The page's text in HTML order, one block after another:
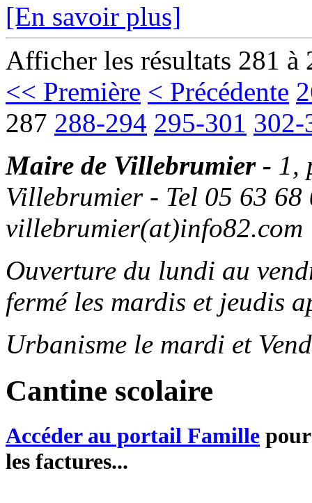
[En savoir plus]
Afficher les résultats 281 à
<< Première < Précédente
287 288-294 295-301 302-
Maire de Villebrumier - 1,
Villebrumier - Tel 05 63
villebrumier(at)info82.com
Ouverture du lundi au
fermé les mardis et jeudis
Urbanisme le mardi et
Cantine scolaire
Accéder au portail Famille
les factures...